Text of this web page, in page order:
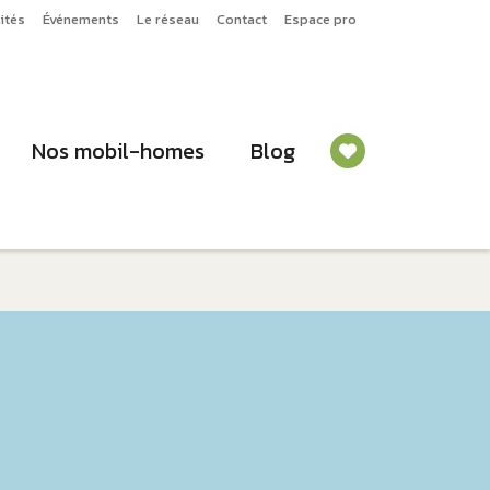
Événements Le réseau Contact Espace pro
Nos mobil-homes Blog